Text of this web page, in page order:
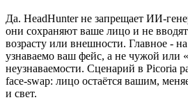
Да. HeadHunter не запрещает ИИ-
они сохраняют ваше лицо и не
возрасту или внешности. Главное -
узнаваемо ваш фейс, а не чужой или
неузнаваемости. Сценарий в Picoria
face-swap: лицо остаётся вашим,
и свет.